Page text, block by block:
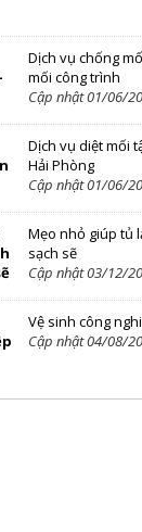
Dịch vụ chống
mối công trình
Cập nhật 01/06/
Dịch vụ diệt mối
Hải Phòng
Cập nhật 01/06/
Mẹo nhỏ giúp tủ
sạch sẽ
Cập nhật 03/12/
Vệ sinh công
Cập nhật 04/08/